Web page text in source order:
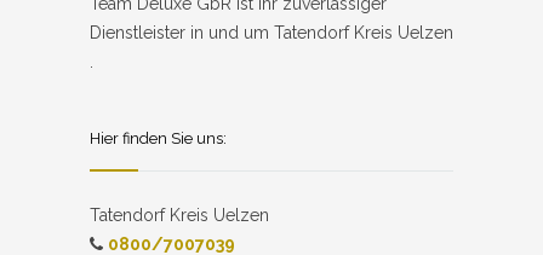
Dienstleister in und um Tatendorf Kreis Uelzen
Hier finden Sie uns:
Tatendorf Kreis Uelzen
0800/7007039